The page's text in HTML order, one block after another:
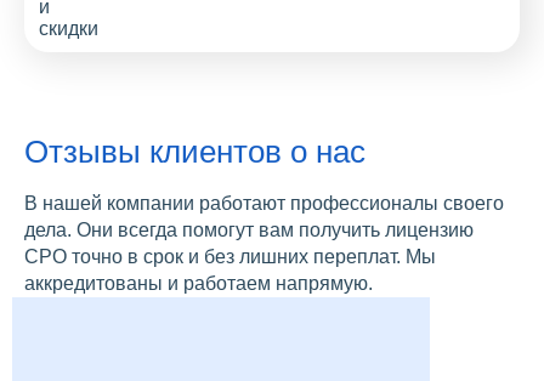
Отзывы клиентов о нас
В нашей компании работают профессионалы своего
дела. Они всегда помогут вам получить лицензию
СРО точно в срок и без лишних переплат. Мы
аккредитованы и работаем напрямую.